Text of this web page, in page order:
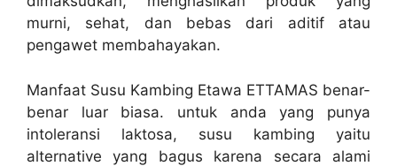
murni, sehat, dan bebas dari aditif atau
pengawet membahayakan.
Manfaat Susu Kambing Etawa ETTAMAS benar-
benar luar biasa. untuk anda yang punya
intoleransi laktosa, susu kambing yaitu
alternative yang bagus karena secara alami